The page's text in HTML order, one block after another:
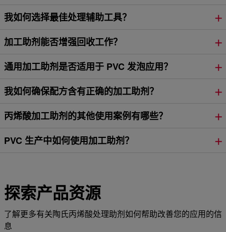
我如何选择最佳处理辅助工具？
加工助剂能否增强回收工作？
通用加工助剂是否适用于 PVC 发泡应用？
我如何确保配方含有正确的加工助剂？
丙烯酸加工助剂的其他使用案例有哪些？
PVC 生产中如何使用加工助剂？
探索产品资源
了解更多有关陶氏丙烯酸处理助剂如何帮助改善您的应用的信
息